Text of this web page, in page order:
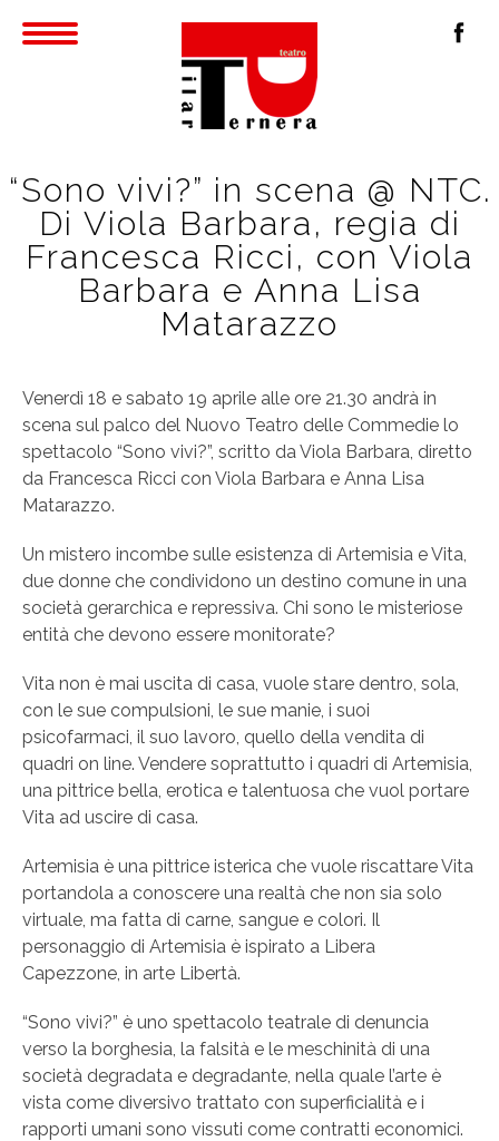
“Sono vivi?” in scena @ NTC.
Di Viola Barbara, regia di
Francesca Ricci, con Viola
Barbara e Anna Lisa
Matarazzo
Venerdì 18 e sabato 19 aprile alle ore 21.30 andrà in
scena sul palco del Nuovo Teatro delle Commedie lo
spettacolo “Sono vivi?”, scritto da Viola Barbara, diretto
da Francesca Ricci con Viola Barbara e Anna Lisa
Matarazzo.
Un mistero incombe sulle esistenza di Artemisia e Vita,
due donne che condividono un destino comune in una
società gerarchica e repressiva. Chi sono le misteriose
entità che devono essere monitorate?
Vita non è mai uscita di casa, vuole stare dentro, sola,
con le sue compulsioni, le sue manie, i suoi
psicofarmaci, il suo lavoro, quello della vendita di
quadri on line. Vendere soprattutto i quadri di Artemisia,
una pittrice bella, erotica e talentuosa che vuol portare
Vita ad uscire di casa.
Artemisia è una pittrice isterica che vuole riscattare Vita
portandola a conoscere una realtà che non sia solo
virtuale, ma fatta di carne, sangue e colori. Il
personaggio di Artemisia è ispirato a Libera
Capezzone, in arte Libertà.
“Sono vivi?” è uno spettacolo teatrale di denuncia
verso la borghesia, la falsità e le meschinità di una
società degradata e degradante, nella quale l’arte è
vista come diversivo trattato con superficialità e i
rapporti umani sono vissuti come contratti economici.